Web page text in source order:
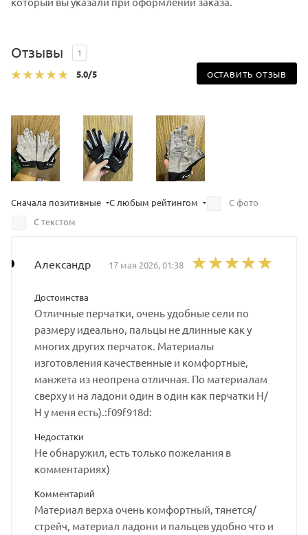
Отзывы
1
5.0/5 ОСТАВИТЬ ОТЗЫВ
Сначала позитивные С любым рейтингом
С фото
С текстом
Александр 17 мая 2026, 01:38
Достоинства
Отличные перчатки, очень удобные сели по
размеру идеально, пальцы не длинные как у
многих других перчаток. Материалы
изготовления качественные и комфортные,
манжета из неопрена отличная. По материалам
сверху и на ладони один в один как перчатки Н/
Н у меня есть).:f09f918d:
Недостатки
Не обнаружил, есть только пожелания в
комментариях)
Комментарий
Материал верха очень комфортный, тянется/
стрейч, материал ладони и пальцев удобно что и